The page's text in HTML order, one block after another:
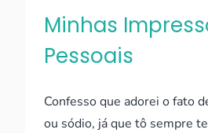
Minhas
Pessoais
Confesso que adorei o fato
ou sódio, já que tô sempre